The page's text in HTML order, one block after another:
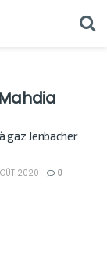
gaz Jenbacher
2020 0